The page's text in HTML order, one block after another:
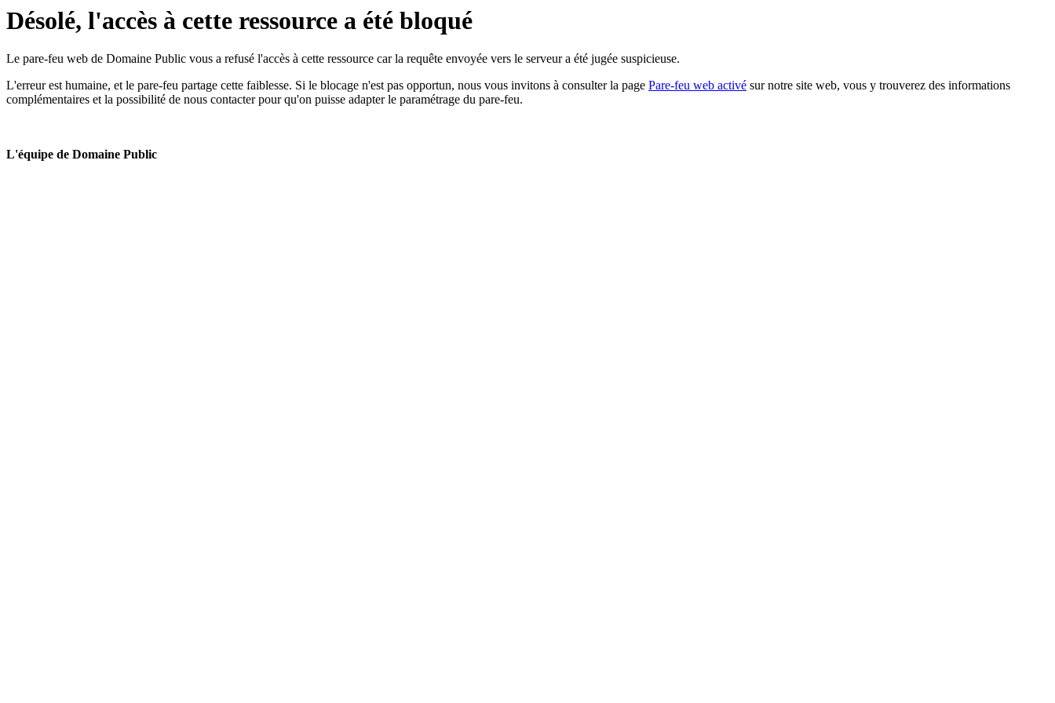
Désolé, l'accès à cette ressource a été bloqué
Le pare-feu web de Domaine Public vous a refusé l'accès à cette ressource car la requête envoyée vers le serveur a été jugée suspicieuse.
L'erreur est humaine, et le pare-feu partage cette faiblesse. Si le blocage n'est pas opportun, nous vous invitons à consulter la page Pare-feu web activé sur notre site web, vous y trouverez des informations
complémentaires et la possibilité de nous contacter pour qu'on puisse adapter le paramétrage du pare-feu.
L'équipe de Domaine Public